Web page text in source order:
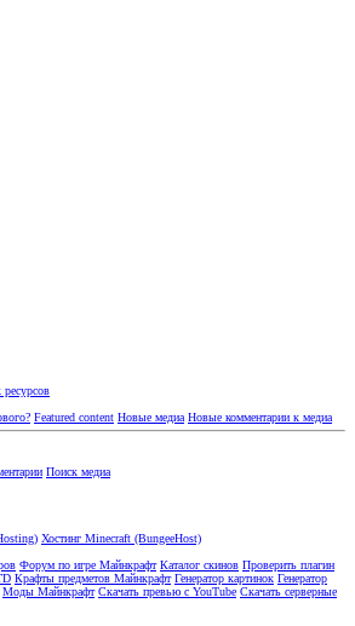
ресурсов
Featured content Новые медиа Новые комментарии к медиа
Поиск медиа
Хостинг Minecraft (BungeeHost)
Форум по игре Майнкрафт Каталог скинов Проверить плагин
Крафты предметов Майнкрафт Генератор картинок Генератор
Моды Майнкрафт Скачать превью с YouTube Скачать серверные